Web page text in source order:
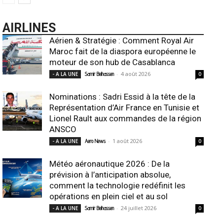
AIRLINES
Aérien & Stratégie : Comment Royal Air
Maroc fait de la diaspora européenne le
moteur de son hub de Casablanca
- A LA UNE Samir Belhassen - 4 août 2026 0
Nominations : Sadri Essid à la tête de la
Représentation d’Air France en Tunisie et
Lionel Rault aux commandes de la région
ANSCO
- A LA UNE Aero News - 1 août 2026 0
Météo aéronautique 2026 : De la
prévision à l’anticipation absolue,
comment la technologie redéfinit les
opérations en plein ciel et au sol
- A LA UNE Samir Belhassen - 24 juillet 2026 0